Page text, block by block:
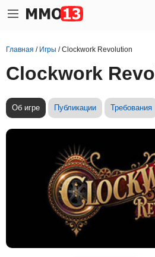
Главная / Игры /Clockwork Revolution
Clockwork
Об игре Публикации Требования